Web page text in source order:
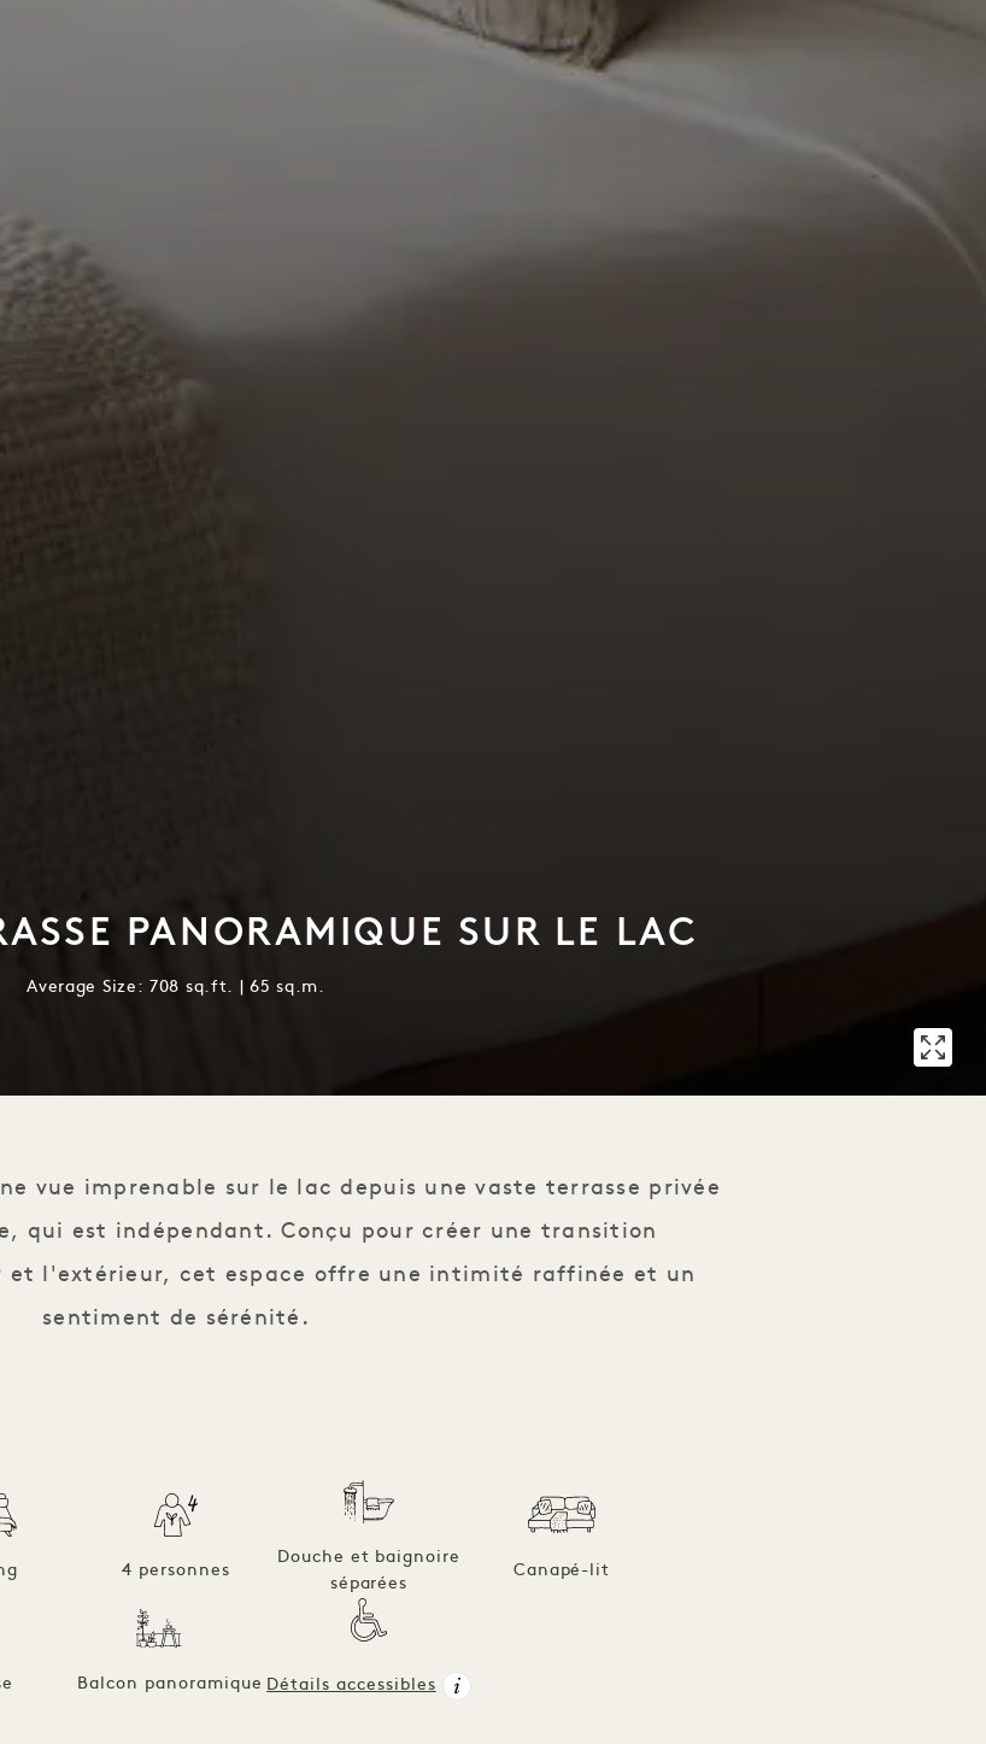
PANORAMIQUE SUR LE LAC
Average Size: 708 sq.ft. | 65 sq.m.
vue imprenable sur le lac depuis une vaste terrasse privée
qui est indépendant. Conçu pour créer une transition
et l'extérieur, cet espace offre une intimité raffinée et un
sentiment de sérénité.
4 personnes
Douche et baignoire
séparées
Canapé-lit
Balcon panoramique Détails accessibles